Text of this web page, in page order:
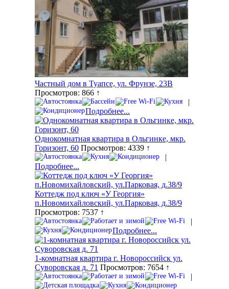
Частный дом в Туапсе, ул. Фрунзе, 23В
Просмотров: 866 ↑
|
Подробнее...
Однокомнатная квартира в Ольгинке, мкр.
Горизонт, 60 Просмотров: 4339 ↑
|
Подробнее...
Коттедж под ключ «У Георгия»
п.Новомихайловский, ул.Парковая, д.38/9
Просмотров: 7537 ↑
|
Подробнее...
1-комнатная квартира г. Новороссийск ул.
Суворовская д. 71 Просмотров: 7654 ↑
|